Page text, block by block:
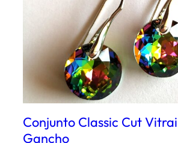
Conjunto Classic Cut
Gancho